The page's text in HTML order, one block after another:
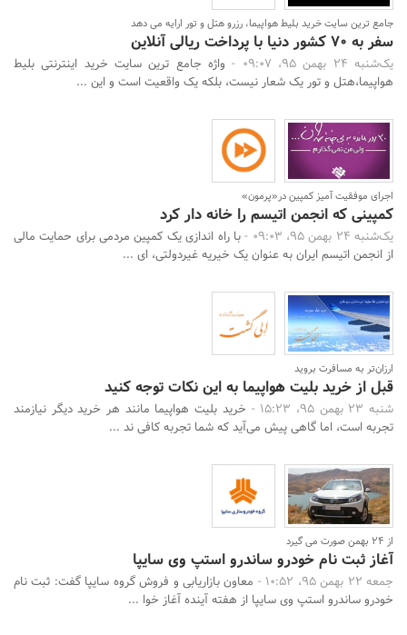
جامع ترین سایت خرید بلیط هواپیما، رزرو هتل و تور ارایه می دهد
سفر به 70 کشور دنیا با پرداخت ریالی آنلاین
یک‌شنبه 24 بهمن 95، 09:07 -
واژه جامع ترین سایت خرید اینترنتی بلیط
هواپیما،هتل و تور یک شعار نیست، بلکه یک واقعیت است و این ...
اجرای موفقیت آمیز کمپین در«پرمون»
کمپینی که انجمن اتیسم را خانه دار کرد
یک‌شنبه 24 بهمن 95، 09:03 -
با راه اندازی یک کمپین مردمی برای حمایت مالی
از انجمن اتیسم ایران به عنوان یک خیریه غیردولتی، ای ...
ارزان‌تر به مسافرت بروید
قبل از خرید بلیت هواپیما به این نکات توجه کنید
شنبه 23 بهمن 95، 15:23 -
خرید بلیت هواپیما مانند هر خرید دیگر نیازمند
تجربه است، اما گاهی پیش می‌آید که شما تجربه کافی ند ...
از 24 بهمن صورت می گیرد
آغاز ثبت نام خودرو ساندرو استپ وی سایپا
جمعه 22 بهمن 95، 10:52 -
معاون بازاریابی و فروش گروه سایپا گفت: ثبت نام
خودرو ساندرو استپ وی سایپا از هفته آینده آغاز خوا ...